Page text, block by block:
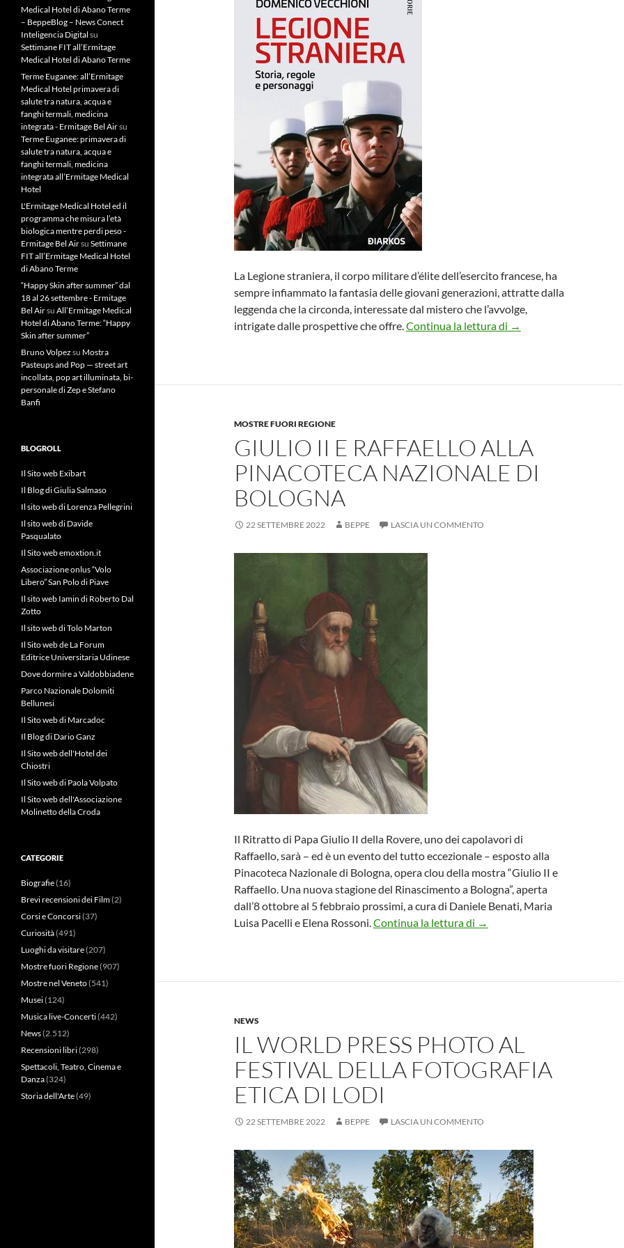
La Legione straniera, il corpo militare d’élite dell’esercito francese, ha
sempre infiammato la fantasia delle giovani generazioni, attratte dalla
leggenda che la circonda, interessate dal mistero che l’avvolge,
intrigate dalle prospettive che offre.Continua la lettura di In uscita in libreria il
→
MOSTRE FUORI REGIONE
GIULIO II E RAFFAELLO ALLA
PINACOTECA NAZIONALE DI
BOLOGNA
22 SETTEMBRE 2022 BEPPE LASCIA UN COMMENTO
Il Ritratto di Papa Giulio II della Rovere, uno dei capolavori di
Raffaello, sarà – ed è un evento del tutto eccezionale – esposto alla
Pinacoteca Nazionale di Bologna, opera clou della mostra “Giulio II e
Raffaello. Una nuova stagione del Rinascimento a Bologna”, aperta
dall’8 ottobre al 5 febbraio prossimi, a cura di Daniele Benati, Maria
Luisa Pacelli e Elena Rossoni.Continua la lettura di Giulio II e Raffaello alla
→
NEWS
IL WORLD PRESS PHOTO AL
FESTIVAL DELLA FOTOGRAFIA
ETICA DI LODI
22 SETTEMBRE 2022 BEPPE LASCIA UN COMMENTO
Medical Hotel di Abano Terme
– BeppeBlog – News Conect
Inteligencia Digital su
Settimane FIT all’Ermitage
Medical Hotel di Abano Terme
Terme Euganee: all’Ermitage
Medical Hotel primavera di
salute tra natura, acqua e
fanghi termali, medicina
integrata - Ermitage Bel Airsu
Terme Euganee: primavera di
salute tra natura, acqua e
fanghi termali, medicina
integrata all’Ermitage Medical
Hotel
L'Ermitage Medical Hotel ed il
programma che misura l’età
biologica mentre perdi peso -
Ermitage Bel Airsu Settimane
FIT all’Ermitage Medical Hotel
di Abano Terme
“Happy Skin after summer” dal
18 al 26 settembre - Ermitage
Bel Airsu All’Ermitage Medical
Hotel di Abano Terme: “Happy
Skin after summer”
Bruno Volpez su Mostra
Pasteups and Pop — street art
incollata, pop art illuminata, bi-
personale di Zep e Stefano
Banfi
BLOGROLL
Il Sito web Exibart
Il Blog di Giulia Salmaso
Il sito web di Lorenza Pellegrini
Il sito web di Davide
Pasqualato
Il Sito web emoxtion.it
Associazione onlus “Volo
Libero” San Polo di Piave
Il sito web Iamin di Roberto Dal
Zotto
Il sito web di Tolo Marton
Il Sito web de La Forum
Editrice Universitaria Udinese
Dove dormire a Valdobbiadene
Parco Nazionale Dolomiti
Bellunesi
Il Sito web di Marcadoc
Il Blog di Dario Ganz
Il Sito web dell'Hotel dei
Chiostri
Il Sito web di Paola Volpato
Il Sito web dell'Associazione
Molinetto della Croda
CATEGORIE
Biografie(16)
Brevi recensioni dei Film(2)
Corsi e Concorsi(37)
Curiosità(491)
Luoghi da visitare(207)
Mostre fuori Regione(907)
Mostre nel Veneto(541)
Musei(124)
Musica live-Concerti(442)
News(2.512)
Recensioni libri(298)
Spettacoli, Teatro, Cinema e
Danza(324)
Storia dell'Arte(49)